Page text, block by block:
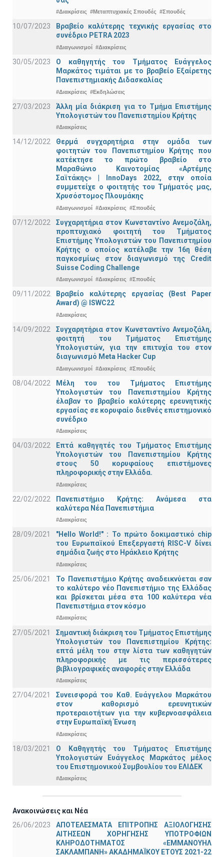
#Διακρίσεις #Μεταπτυχιακές Σπουδές #Σπουδές
10/07/2023
Βραβείο καλύτερης τεχνικής εργασίας στο
συνέδριο PETRA 2023
#Διαγωνισμοί #Διακρίσεις
30/05/2023
Ο καθηγητής του Τμήματος Ευάγγελος
Μαρκάτος τιμάται με το βραβείο Εξαίρετης
Πανεπιστημιακής Διδασκαλίας
#Διακρίσεις #Εκδηλώσεις
27/03/2023
Άλλη μία διάκριση για το Τμήμα Επιστήμης
Υπολογιστών του Πανεπιστημίου Κρήτης
#Διακρίσεις
14/12/2022
Θερμά συγχαρητήρια στην ομάδα των
φοιτητών του Πανεπιστημίου Κρήτης που
κατέκτησε το πρώτο βραβείο στο
Μαραθώνιο Καινοτομίας «Αρτέμης
Σαϊτάκης» | InnoDays 2022, στην οποία
συμμετείχε ο φοιτητής του Τμήματός μας,
Χρυσόστομος Πλουμάκης
#Διαγωνισμοί #Διακρίσεις #Σπουδές
07/12/2022
Συγχαρητήρια στον Κωνσταντίνο Ανεμοζάλη,
προπτυχιακό φοιτητή του Τμήματος
Επιστήμης Υπολογιστών του Πανεπιστημίου
Κρήτης ο οποίος κατέλαβε την 16η θέση
παγκοσμίως στον διαγωνισμό της Credit
Suisse Coding Challenge
#Διαγωνισμοί #Διακρίσεις #Σπουδές
09/11/2022
Βραβείο καλύτερης εργασίας (Best Paper
Award) @ ISWC22
#Διακρίσεις
14/09/2022
Συγχαρητήρια στον Κωνσταντίνο Ανεμοζάλη,
φοιτητή του Τμήματος Επιστήμης
Υπολογιστών, για την επιτυχία του στον
διαγωνισμό Meta Hacker Cup
#Διαγωνισμοί #Διακρίσεις #Σπουδές
08/04/2022
Μέλη του του Τμήματος Επιστήμης
Υπολογιστών του Πανεπιστημίου Κρήτης
έλαβαν το βραβείο καλύτερης ερευνητικής
εργασίας σε κορυφαίο διεθνές επιστημονικό
συνέδριο
#Διακρίσεις
04/03/2022
Επτά καθηγητές του Τμήματος Επιστήμης
Υπολογιστών του Πανεπιστημίου Κρήτης
στους 50 κορυφαίους επιστήμονες
πληροφορικής στην Ελλάδα.
#Διακρίσεις
22/02/2022
Πανεπιστήμιο Κρήτης: Ανάμεσα στα
καλύτερα Νέα Πανεπιστήμια
#Διακρίσεις
28/09/2021
"Hello World!" : Το πρώτο δοκιμαστικό chip
του Ευρωπαϊκού Επεξεργαστή RISC-V δίνει
σημάδια ζωής στο Ηράκλειο Κρήτης
#Διακρίσεις
25/06/2021
Το Πανεπιστήμιο Κρήτης αναδεικνύεται σαν
το καλύτερο νέο Πανεπιστήμιο της Ελλάδας
και βρίσκεται μέσα στα 100 καλύτερα νέα
Πανεπιστήμια στον κόσμο
#Διακρίσεις
27/05/2021
Σημαντική διάκριση του Τμήματος Επιστήμης
Υπολογιστών του Πανεπιστημίου Κρήτης:
επτά μέλη του στην λίστα των καθηγητών
πληροφορικής με τις περισσότερες
βιβλιογραφικές αναφορές στην Ελλάδα
#Διακρίσεις
27/04/2021
Συνεισφορά του Καθ. Ευάγγελου Μαρκάτου
στον καθορισμό ερευνητικών
προτεραιοτήτων για την κυβερνοασφάλεια
στην Ευρωπαϊκή Ένωση
#Διακρίσεις
18/03/2021
Ο Καθηγητής του Τμήματος Επιστήμης
Υπολογιστών Ευάγγελος Μαρκάτος μέλος
του Επιστημονικού Συμβουλίου του ΕΛΙΔΕΚ
#Διακρίσεις
Ανακοινώσεις και Νέα
26/06/2023
ΑΠΟΤΕΛΕΣΜΑΤΑ ΕΠΙΤΡΟΠΗΣ ΑΞΙΟΛΟΓΗΣΗΣ
ΑΙΤΗΣΕΩΝ ΧΟΡΗΓΗΣΗΣ ΥΠΟΤΡΟΦΙΩΝ
ΚΛΗΡΟΔΟΤΗΜΑΤΟΣ «ΕΜΜΑΝΟΥΗΛ
ΣΑΚΛΑΜΠΑΝΗ» ΑΚΑΔΗΜΑΪΚΟΥ ΕΤΟΥΣ 2021-22